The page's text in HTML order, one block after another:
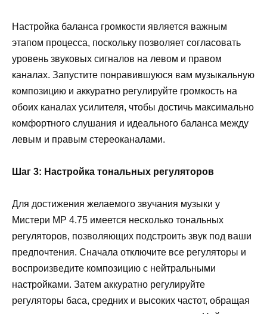
Настройка баланса громкости является важным
этапом процесса, поскольку позволяет согласовать
уровень звуковых сигналов на левом и правом
каналах. Запустите понравившуюся вам музыкальную
композицию и аккуратно регулируйте громкость на
обоих каналах усилителя, чтобы достичь максимально
комфортного слушания и идеального баланса между
левым и правым стереоканалами.
Шаг 3: Настройка тональных регуляторов
Для достижения желаемого звучания музыки у
Мистери МР 4.75 имеется несколько тональных
регуляторов, позволяющих подстроить звук под ваши
предпочтения. Сначала отключите все регуляторы и
воспроизведите композицию с нейтральными
настройками. Затем аккуратно регулируйте
регуляторы баса, средних и высоких частот, обращая